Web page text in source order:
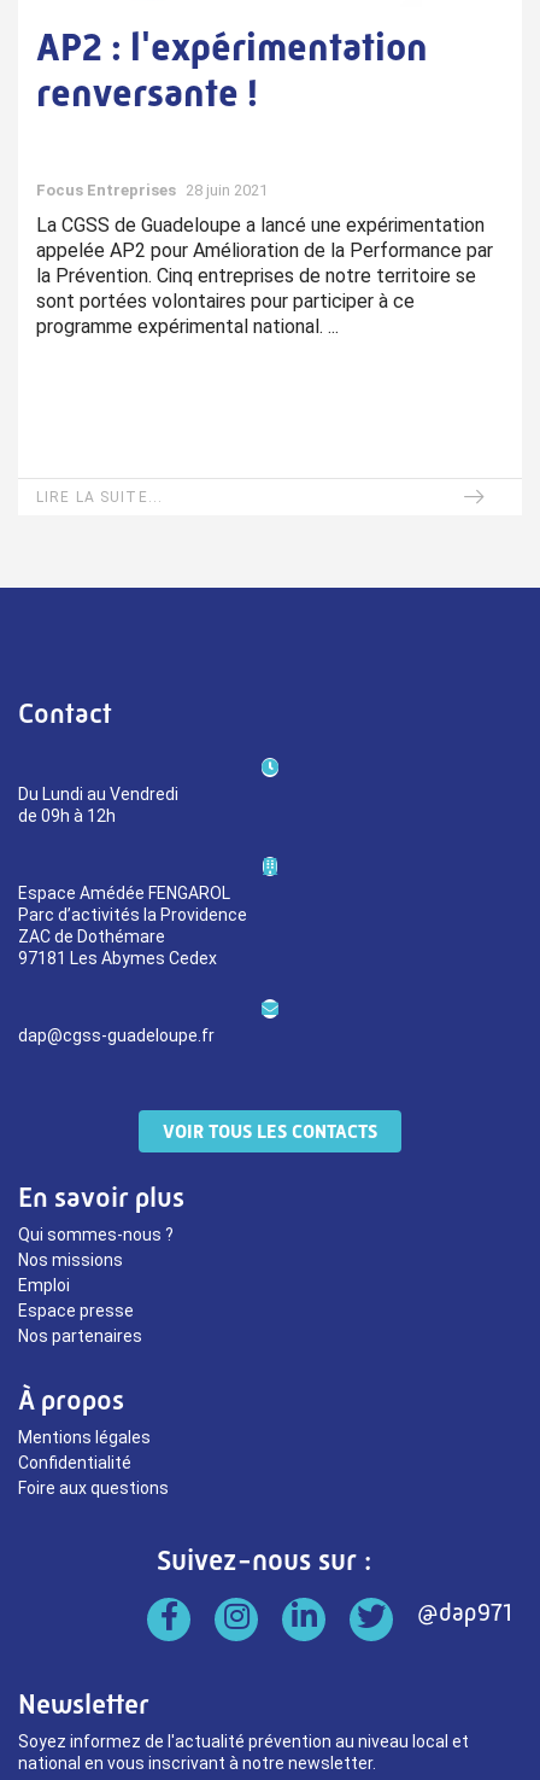
AP2 : l'expérimentation
renversante !
Focus Entreprises 28 juin 2021
La CGSS de Guadeloupe a lancé une expérimentation
appelée AP2 pour Amélioration de la Performance par
la Prévention. Cinq entreprises de notre territoire se
sont portées volontaires pour participer à ce
programme expérimental national. ...
LIRE LA SUITE...
Contact
Du Lundi au Vendredi
de 09h à 12h
Espace Amédée FENGAROL
Parc d’activités la Providence
ZAC de Dothémare
97181 Les Abymes Cedex
dap@cgss-guadeloupe.fr
VOIR TOUS LES CONTACTS
En savoir plus
Qui sommes-nous ?
Nos missions
Emploi
Espace presse
Nos partenaires
À propos
Mentions légales
Confidentialité
Foire aux questions
Suivez-nous sur :
Newsletter
Soyez informez de l'actualité prévention au niveau local et
national en vous inscrivant à notre newsletter.